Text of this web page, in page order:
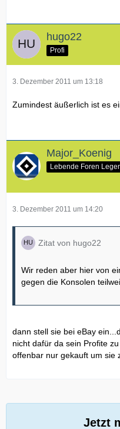
hugo22
Profi
3. Dezember 2011 um 13:18
Zumindest äußerlich ist es
Major_Koenig
Lebende Foren
3. Dezember 2011 um 14:20
Zitat von hugo22
Wir reden aber hier von
gegen die Konsolen
dann stell sie bei eBay
nicht dafür da sein Profite
offenbar nur gekauft um sie
Jetzt